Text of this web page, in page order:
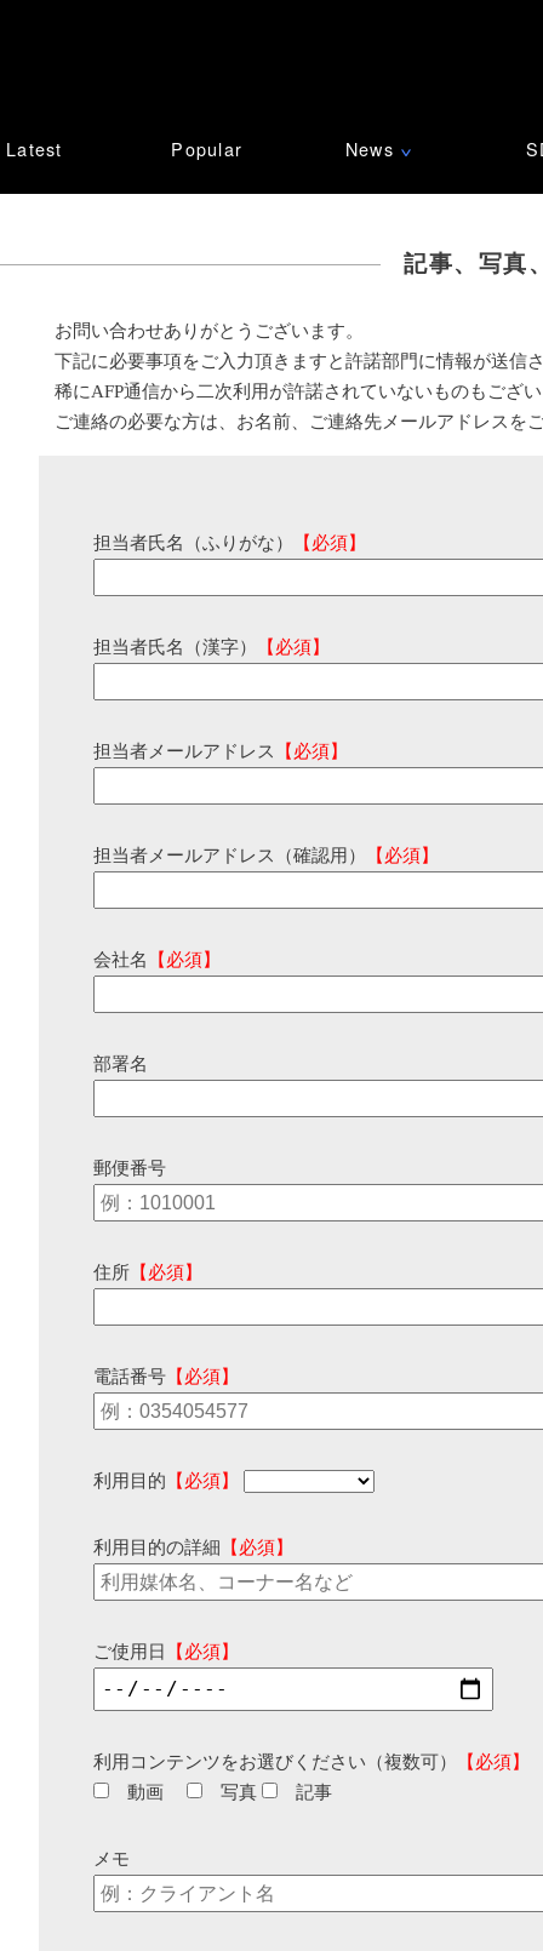
Latest Popular News ∨
記事、写真
お問い合わせありがとうございます。
下記に必要事項をご入力頂きますと許諾部門に情報が送信
稀にAFP通信から二次利用が許諾されていないものもござ
ご連絡の必要な方は、お名前、ご連絡先メールアドレスを
担当者氏名（ふりがな） 【必須】
担当者氏名（漢字） 【必須】
担当者メールアドレス 【必須】
担当者メールアドレス（確認用） 【必須】
会社名 【必須】
部署名
郵便番号
住所 【必須】
電話番号 【必須】
利用目的 【必須】
利用目的の詳細 【必須】
ご使用日 【必須】
利用コンテンツをお選びください（複数可）
【必須】
動画
写真 記事
メモ